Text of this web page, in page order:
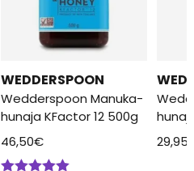
WEDDERSPOON
Wedderspoon Manuka-
hunaja KFactor 12 500g
46,50€
29,95